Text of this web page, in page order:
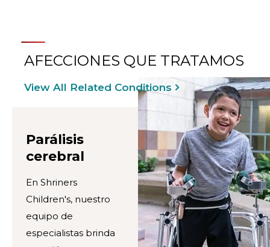
AFECCIONES QUE TRATAMOS
View All Related Conditions
Parálisis
cerebral
En Shriners
Children's, nuestro
equipo de
especialistas brinda